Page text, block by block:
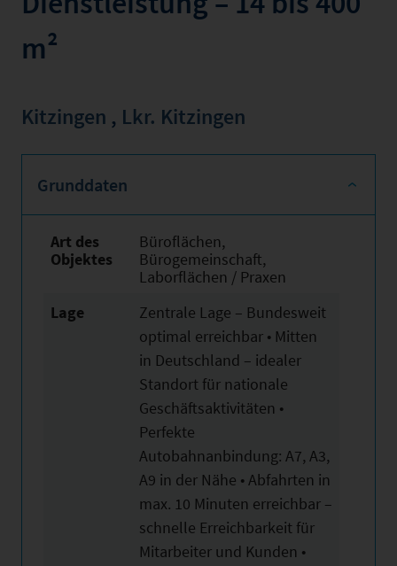
m²
Kitzingen , Lkr. Kitzingen
Grunddaten
Art des
Objektes
Büroflächen,
Bürogemeinschaft,
Laborflächen / Praxen
Lage
Zentrale Lage – Bundesweit
optimal erreichbar • Mitten
in Deutschland – idealer
Standort für nationale
Geschäftsaktivitäten •
Perfekte
Autobahnanbindung: A7, A3,
A9 in der Nähe • Abfahrten in
max. 10 Minuten erreichbar –
schnelle Erreichbarkeit für
Mitarbeiter und Kunden •